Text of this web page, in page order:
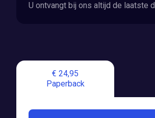
€ 24,95
Paperback
U ontvangt bij ons altijd de laatste